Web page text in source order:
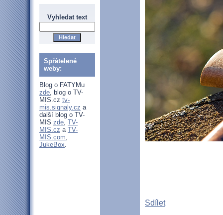
Vyhledat text
Spřátelené
weby:
Blog o FATYMu
zde, blog o TV-
MIS.cz tv-
mis.signaly.cz a
další blog o TV-
MIS zde, TV-
MIS.cz a TV-
MIS.com,
JukeBox.
Sdílet